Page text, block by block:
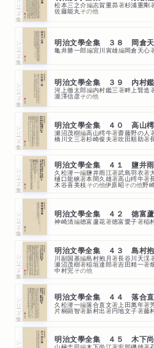
松本三之介編志賀重昴著杉浦重剛
佐藤能丸その他
シリーズ・全集 明治文學全集 ３８ 岡倉
亀井勝一郎編宮川寅雄編岡倉天心
シリーズ・全集 明治文學全集 ３９ 内村
河上徹太郎編内村鑑三著畔上賢造
瀧澤信彦その他
シリーズ・全集 瀬沼茂樹編高山樗牛著齋藤野の人
橋川文三著杉崎俊夫著吹田順助著
シリーズ・全集 久松潜一編鹽井雨江著武島羽衣著
樋口龍峡著本間久雄著高山樗牛著
木谷喜美枝 その他伊原昭その他野
シリーズ・全集 明治文學全集 ４２ 徳富
神崎清編徳富蘆花著徳富愛子著稲
シリーズ・全集 川副国基編島村抱月著長谷川天渓
瀬沼茂樹著稲垣達郎著吉田精一著
中村完その他
シリーズ・全集 久松潜一編落合直文著 上田萬年著
片桐顕智著新村出著円地文子著藤
明治文學全集 ４５ 木下